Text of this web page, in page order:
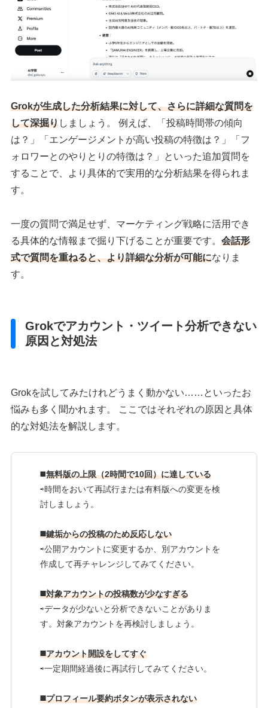
Grokが生成した分析結果に対して、さらに詳細な質問を
して深掘りしましょう。 例えば、「投稿時間帯の傾向
は？」「エンゲージメントが高い投稿の特徴は？」「フ
ォロワーとのやりとりの特徴は？」といった追加質問を
することで、より具体的で実用的な分析結果を得られま
す。
一度の質問で満足せず、マーケティング戦略に活用でき
る具体的な情報まで掘り下げることが重要です。会話形
式で質問を重ねると、より詳細な分析が可能になりま
す。
Grokでアカウント・ツイート分析できない
原因と対処法
Grokを試してみたけれどうまく動かない……といったお
悩みも多く聞かれます。 ここではそれぞれの原因と具体
的な対処法を解説します。
◼️無料版の上限（2時間で10回）に達している
⇨時間をおいて再試行または有料版への変更を検
討しましょう。
◼️鍵垢からの投稿のため反応しない
⇨公開アカウントに変更するか、別アカウントを
作成して再チャレンジしてみてください。
◼️対象アカウントの投稿数が少なすぎる
⇨データが少ないと分析できないことがありま
す。対象アカウントを再検討しましょう。
◼️アカウント開設をしてすぐ
⇨一定期間経過後に再試行してみてください。
◼️プロフィール要約ボタンが表示されない